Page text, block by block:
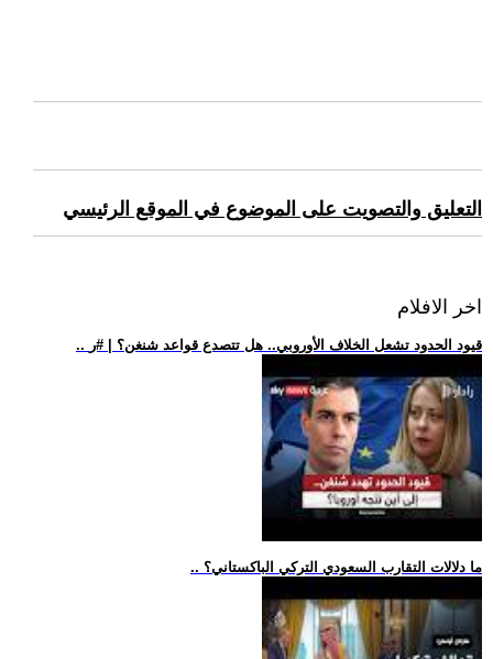
التعليق والتصويت على الموضوع في الموقع الرئيسي
اخر الافلام
.. قيود الحدود تشعل الخلاف الأوروبي.. هل تتصدع قواعد شنغن؟ | #ر
.. ما دلالات التقارب السعودي التركي الباكستاني؟